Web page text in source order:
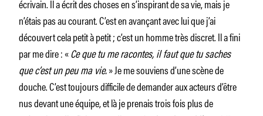
écrivain. Il a écrit des choses en s’inspirant de sa vie, mais je
n’étais pas au courant. C’est en avançant avec lui que j’ai
découvert cela petit à petit ; c’est un homme très discret. Il a fini
par me dire : «Ce que tu me racontes, il faut que tu saches
que c’est un peu ma vie.» Je me souviens d’une scène de
douche. C’est toujours difficile de demander aux acteurs d’être
nus devant une équipe, et là je prenais trois fois plus de